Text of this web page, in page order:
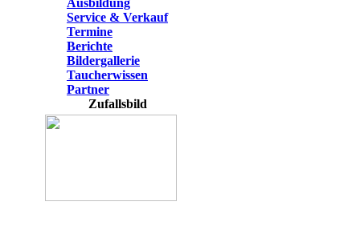
Ausbildung
Service & Verkauf
Termine
Berichte
Bildergallerie
Taucherwissen
Partner
Zufallsbild